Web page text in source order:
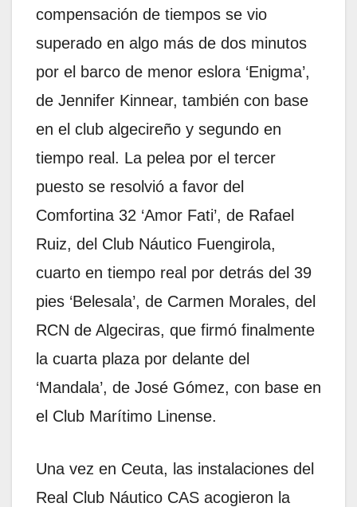
compensación de tiempos se vio
superado en algo más de dos minutos
por el barco de menor eslora ‘Enigma’,
de Jennifer Kinnear, también con base
en el club algecireño y segundo en
tiempo real. La pelea por el tercer
puesto se resolvió a favor del
Comfortina 32 ‘Amor Fati’, de Rafael
Ruiz, del Club Náutico Fuengirola,
cuarto en tiempo real por detrás del 39
pies ‘Belesala’, de Carmen Morales, del
RCN de Algeciras, que firmó finalmente
la cuarta plaza por delante del
‘Mandala’, de José Gómez, con base en
el Club Marítimo Linense.
Una vez en Ceuta, las instalaciones del
Real Club Náutico CAS acogieron la